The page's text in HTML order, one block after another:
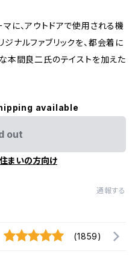
に、アウトドアで使用される機
ナルファブリックを、都会着に
本間良二氏のテイストを加えた
available
out
まいの方向け
通報する
(1859)